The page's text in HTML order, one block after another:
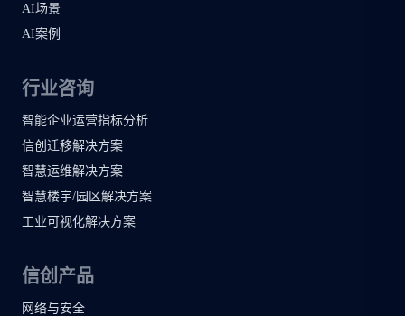
AI场景
AI案例
行业咨询
智能企业运营指标分析
信创迁移解决方案
智慧运维解决方案
智慧楼宇/园区解决方案
工业可视化解决方案
信创产品
网络与安全